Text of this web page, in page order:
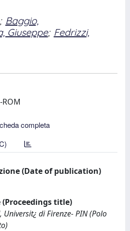
; Baggio,
Giuseppe; Fedrizzi,
completa
(Date of publication)
title)
Universit¿ di Firenze- PIN (Polo